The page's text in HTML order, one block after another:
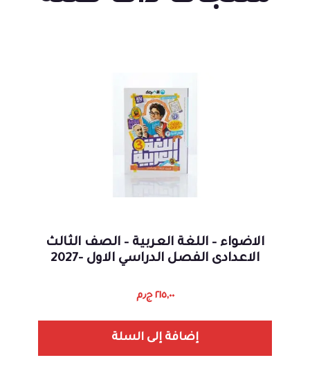
الاضواء – اللغة العربية – الصف الثالث
الاعدادى الفصل الدراسي الاول -2027
٢١٥,٠٠ ج٫م
إضافة إلى السلة